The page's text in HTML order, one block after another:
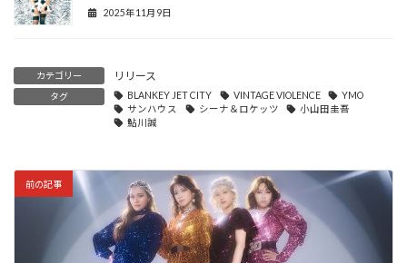
2025年11月9日
カテゴリー リリース
タグ BLANKEY JET CITY VINTAGE VIOLENCE
YMO
サンハウス
シーナ＆ロケッツ
小山田圭吾
鮎川誠
前の記事